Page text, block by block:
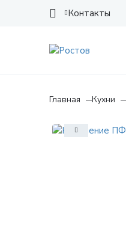
Контакты
Главная Кухни